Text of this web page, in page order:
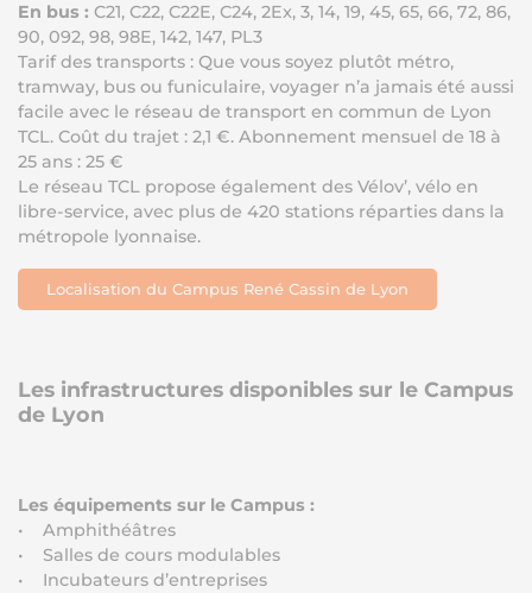
En bus : C21, C22, C22E, C24, 2Ex, 3, 14, 19, 45, 65, 66, 72, 86,
90, 092, 98, 98E, 142, 147, PL3
Tarif des transports : Que vous soyez plutôt métro,
tramway, bus ou funiculaire, voyager n’a jamais été aussi
facile avec le réseau de transport en commun de Lyon
TCL. Coût du trajet : 2,1 €. Abonnement mensuel de 18 à
25 ans : 25 €
Le réseau TCL propose également des Vélov’, vélo en
libre-service, avec plus de 420 stations réparties dans la
métropole lyonnaise.
Localisation du Campus René Cassin de Lyon
Les infrastructures disponibles sur le Campus
de Lyon
Les équipements sur le Campus :
• Amphithéâtres
• Salles de cours modulables
• Incubateurs d’entreprises